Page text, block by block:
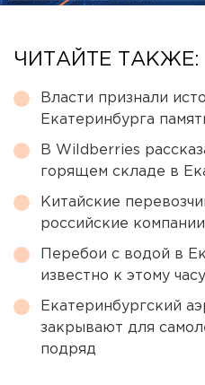
ЧИТАЙТЕ ТАКЖЕ:
Власти признали
Екатеринбурга
В Wildberries
горящем складе в
Китайские
российские
Перебои с водой в
известно к этому часу
Екатеринбургский
закрывают для
подряд